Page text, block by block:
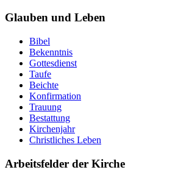
Glauben und Leben
Bibel
Bekenntnis
Gottesdienst
Taufe
Beichte
Konfirmation
Trauung
Bestattung
Kirchenjahr
Christliches Leben
Arbeitsfelder der Kirche